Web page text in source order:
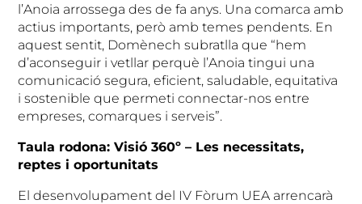
l’Anoia arrossega des de fa anys. Una comarca amb
actius importants, però amb temes pendents. En
aquest sentit, Domènech subratlla que “hem
d’aconseguir i vetllar perquè l’Anoia tingui una
comunicació segura, eficient, saludable, equitativa
i sostenible que permeti connectar-nos entre
empreses, comarques i serveis”.
Taula rodona: Visió 360º – Les necessitats,
reptes i oportunitats
El desenvolupament del IV Fòrum UEA arrencarà